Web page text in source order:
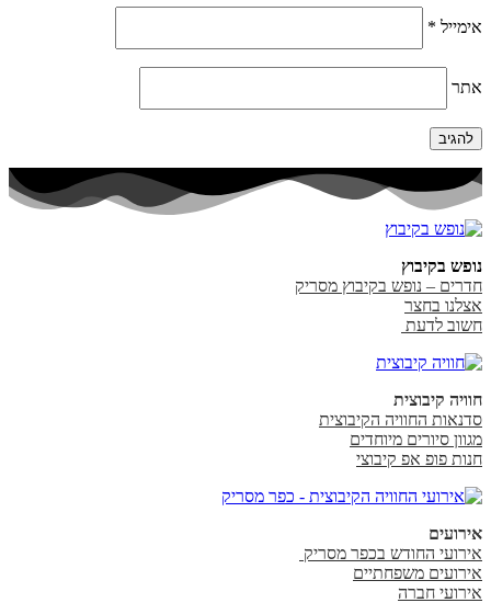
אימייל *
אתר
נופש בקיבוץ
חדרים – נופש בקיבוץ מסריק
אצלנו בחצר
חשוב לדעת
חוויה קיבוצית
סדנאות החוויה הקיבוצית
מגוון סיורים מיוחדים
חנות פופ אפ קיבוצי
אירועים
אירועי החודש בכפר מסריק
אירועים משפחתיים
אירועי חברה